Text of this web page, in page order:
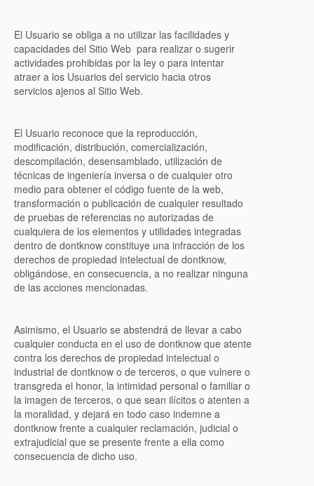
El Usuario se obliga a no utilizar las facilidades y
capacidades del Sitio Web para realizar o sugerir
actividades prohibidas por la ley o para intentar
atraer a los Usuarios del servicio hacia otros
servicios ajenos al Sitio Web.
El Usuario reconoce que la reproducción,
modificación, distribución, comercialización,
descompilación, desensamblado, utilización de
técnicas de ingeniería inversa o de cualquier otro
medio para obtener el código fuente de la web,
transformación o publicación de cualquier resultado
de pruebas de referencias no autorizadas de
cualquiera de los elementos y utilidades integradas
dentro de dontknow constituye una infracción de los
derechos de propiedad intelectual de dontknow,
obligándose, en consecuencia, a no realizar ninguna
de las acciones mencionadas.
Asimismo, el Usuario se abstendrá de llevar a cabo
cualquier conducta en el uso de dontknow que atente
contra los derechos de propiedad intelectual o
industrial de dontknow o de terceros, o que vulnere o
transgreda el honor, la intimidad personal o familiar o
la imagen de terceros, o que sean ilícitos o atenten a
la moralidad, y dejará en todo caso indemne a
dontknow frente a cualquier reclamación, judicial o
extrajudicial que se presente frente a ella como
consecuencia de dicho uso.